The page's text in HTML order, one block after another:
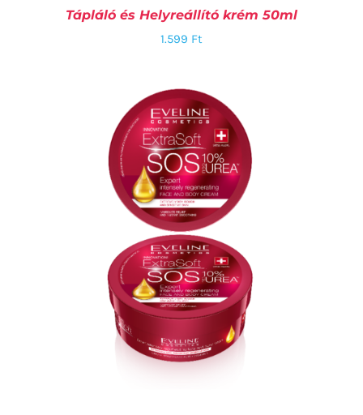
KOSÁRBA TESZEM / RÉSZLETEK
Tápláló és Helyreállító krém 50ml
1.599 Ft